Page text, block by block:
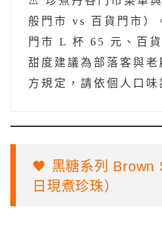
般門市 vs 百貨門市）
門市 L 杯 65 元、百
甜度建議為部落客與
方規定，請依個人口味
🖤 黑糖系列 Brown
日現煮珍珠）